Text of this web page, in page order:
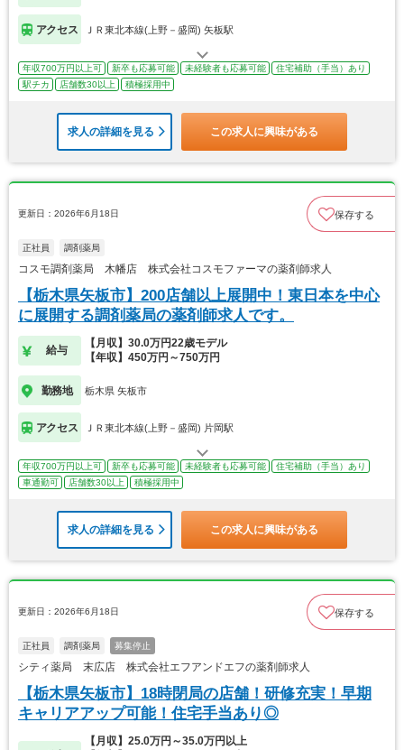
アクセス ＪＲ東北本線(上野－盛岡) 矢板駅
年収700万円以上可 新卒も応募可能 未経験者も応募可能
住宅補助（手当）あり
駅チカ
店舗数30以上 積極採用中
求人の詳細を見る この求人に興味がある
更新日：2026年6月18日 保存する
正社員 調剤薬局
コスモ調剤薬局 木幡店 株式会社コスモファーマの薬剤師求人
【栃木県矢板市】200店舗以上展開中！東日本を中心
に展開する調剤薬局の薬剤師求人です。
給与
【月収】30.0万円22歳モデル
【年収】450万円～750万円
勤務地 栃木県 矢板市
アクセス ＪＲ東北本線(上野－盛岡) 片岡駅
年収700万円以上可 新卒も応募可能 未経験者も応募可能
住宅補助（手当）あり
車通勤可
店舗数30以上 積極採用中
求人の詳細を見る この求人に興味がある
更新日：2026年6月18日 保存する
正社員 調剤薬局 募集停止
シティ薬局 末広店 株式会社エフアンドエフの薬剤師求人
【栃木県矢板市】18時閉局の店舗！研修充実！早期
キャリアアップ可能！住宅手当あり◎
【月収】25.0万円～35.0万円以上